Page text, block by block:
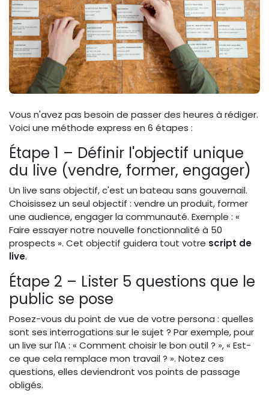
Vous n'avez pas besoin de passer des heures à rédiger.
Voici une méthode express en 6 étapes :
Étape 1 – Définir l'objectif unique
du live (vendre, former, engager)
Un live sans objectif, c'est un bateau sans gouvernail.
Choisissez un seul objectif : vendre un produit, former
une audience, engager la communauté. Exemple : «
Faire essayer notre nouvelle fonctionnalité à 50
prospects ». Cet objectif guidera tout votre script de
live.
Étape 2 – Lister 5 questions que le
public se pose
Posez-vous du point de vue de votre persona : quelles
sont ses interrogations sur le sujet ? Par exemple, pour
un live sur l'IA : « Comment choisir le bon outil ? », « Est-
ce que cela remplace mon travail ? ». Notez ces
questions, elles deviendront vos points de passage
obligés.